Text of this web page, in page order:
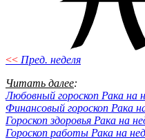
<< Пред. неделя
Читать далее:
Любовный гороскоп Рака на
Финансовый гороскоп Рака
Гороскоп здоровья Рака на
Гороскоп работы Рака на